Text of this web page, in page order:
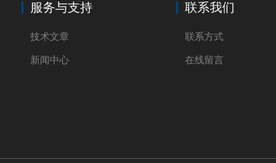
服务与支持
技术文章
新闻中心
联系我们
联系方式
在线留言